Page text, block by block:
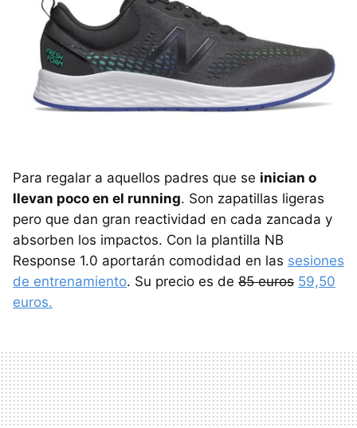
Para regalar a aquellos padres que se inician o
llevan poco en el running. Son zapatillas ligeras
pero que dan gran reactividad en cada zancada y
absorben los impactos. Con la plantilla NB
Response 1.0 aportarán comodidad en las sesiones
de entrenamiento. Su precio es de 85 euros 59,50
euros.